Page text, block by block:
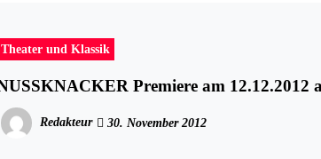
Theater und Klassik
NUSSKNACKER Premiere am
Redakteur 30. November 2012